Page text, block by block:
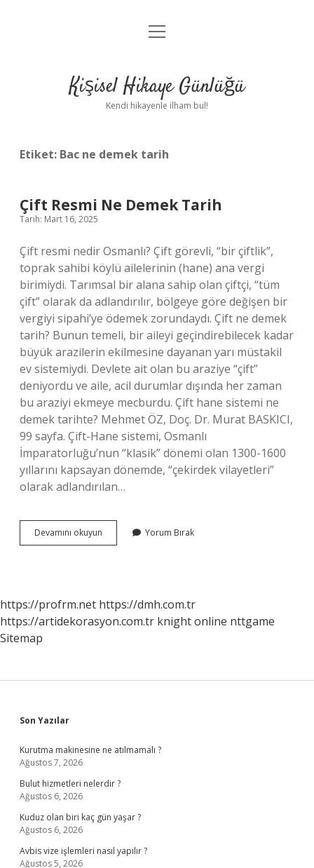
Anasayfa
Yasal Uyarı
menüyü
Kişisel Hikaye Günlüğü
Kendi hikayenle ilham bul!
Etiket: Bac ne demek tarih
Çift Resmi Ne Demek Tarih
Tarih: Mart 16, 2025
Çift resmi nedir Osmanlı? Çift görevli, “bir çiftlik”,
toprak sahibi köylü ailelerinin (hane) ana vergi
birimiydi. Tarımsal bir alana sahip olan çiftçi, “tüm
çift” olarak da adlandırılır, bölgeye göre değişen bir
vergiyi sipahi’ye ödemek zorundaydı. Çift ne demek
tarih? Bunun temeli, bir aileyi geçindirebilecek kadar
büyük arazilerin ekilmesine dayanan yarı müstakil
ev sistemiydi. Devlete ait olan bu araziye “çift”
deniyordu ve aile, acil durumlar dışında her zaman
bu araziyi ekmeye mecburdu. Çift hane sistemi ne
demek tarihte? Mehmet ÖZ, Doç. Dr. Murat BASKICI,
99 sayfa. Çift-Hane sistemi, Osmanlı
İmparatorluğu’nun “klasik” dönemi olan 1300-1600
yıllarını kapsayan dönemde, “çekirdek vilayetleri”
olarak adlandırılan…
Devamını okuyun
Resmi
Yorum Bırak
https://profrm.net https://dmh.com.tr
https://artidekorasyon.com.tr knight online nttgame
Sitemap
Sidebar
Son Yazılar
Kurutma makinesine ne atılmamalı ?
Ağustos 7, 2026
Bulut hizmetleri nelerdir ?
Ağustos 6, 2026
Kuduz olan biri kaç gün yaşar ?
Ağustos 6, 2026
Avbis vize işlemleri nasıl yapılır ?
Ağustos 5, 2026